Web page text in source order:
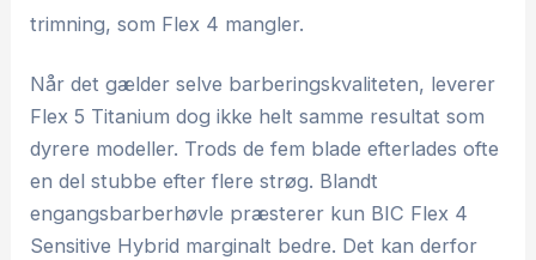
trimning, som Flex 4 mangler.
Når det gælder selve barberingskvaliteten, leverer
Flex 5 Titanium dog ikke helt samme resultat som
dyrere modeller. Trods de fem blade efterlades ofte
en del stubbe efter flere strøg. Blandt
engangsbarberhøvle præsterer kun BIC Flex 4
Sensitive Hybrid marginalt bedre. Det kan derfor